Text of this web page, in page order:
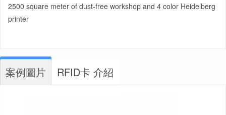
2500 square meter of dust-free workshop and 4 color Heidelberg
printer
案例圖片 RFID卡 介紹